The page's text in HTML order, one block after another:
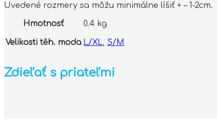
Uvedené rozmery sa môžu minimálne líšiť + – 1-2cm.
Hmotnosť 0.4 kg
Velikosti těh. moda L/XL, S/M
Zdieľať s priateľmi